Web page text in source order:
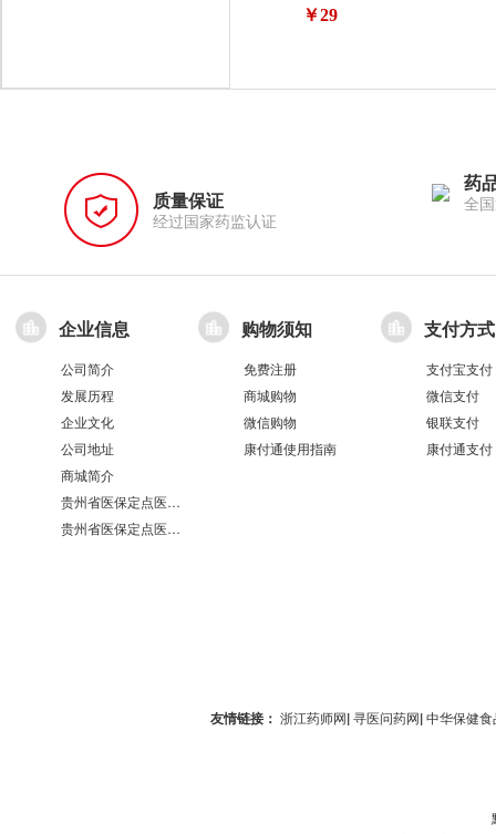
￥29
质量保证
经过国家药监认证
药
全
企业信息
公司简介
发展历程
企业文化
公司地址
商城简介
贵州省医保定点医疗机构医保服务情况表（第551分店）
贵州省医保定点医疗机构医保服务情况表（第100分店）
购物须知
免费注册
商城购物
微信购物
康付通使用指南
支付方式
支付宝支付
微信支付
银联支付
康付通支付
友情链接： 浙江药师网| 寻医问药网| 中华保健食